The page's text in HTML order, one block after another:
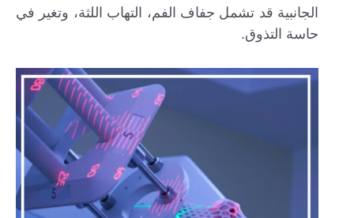
الجانبية قد تشمل جفاف الفم، التهاب اللثة، وتغير في
حاسة التذوق.